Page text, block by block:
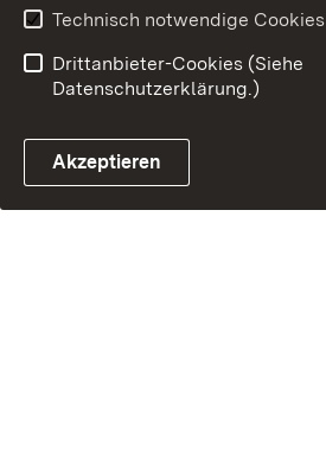
Technisch notwendige Cookies
Drittanbieter-Cookies (Siehe
Datenschutzerklärung.)
Akzeptieren